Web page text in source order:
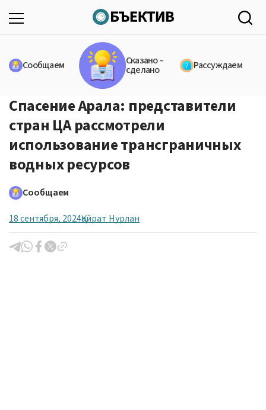
Сообщаем Сказано –
сделано Рассуждаем
Спасение Арала: представители
стран ЦА рассмотрели
использование трансграничных
водных ресурсов
Сообщаем
18 сентября, 2024Қайрат Нурлан